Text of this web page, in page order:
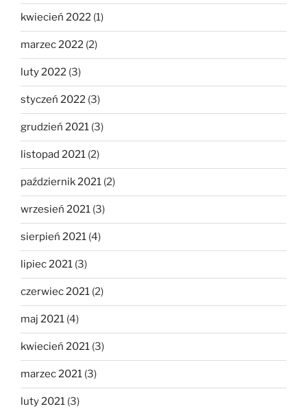
kwiecień 2022 (1)
marzec 2022 (2)
luty 2022 (3)
styczeń 2022 (3)
grudzień 2021 (3)
listopad 2021 (2)
październik 2021 (2)
wrzesień 2021 (3)
sierpień 2021 (4)
lipiec 2021 (3)
czerwiec 2021 (2)
maj 2021 (4)
kwiecień 2021 (3)
marzec 2021 (3)
luty 2021 (3)